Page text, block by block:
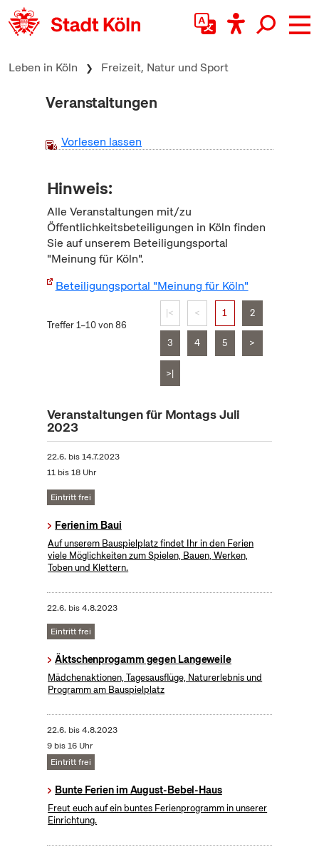
zum Inhalt springen
Leben in Köln Freizeit, Natur und Sport
Veranstaltungen
Vorlesen lassen
Hinweis:
Alle Veranstaltungen mit/zu
Öffentlichkeitsbeteiligungen in Köln finden
Sie auf unserem Beteiligungsportal
"Meinung für Köln".
Beteiligungsportal "Meinung für Köln"
Treffer 1–10 von 86
|< < 1 2
3 4 5 >
>|
Veranstaltungen für Montags Juli
2023
22.6. bis14.7.2023
11 bis 18 Uhr
Eintritt frei
Ferien im Baui
Auf unserem Bauspielplatz findet Ihr in den Ferien
viele Möglichkeiten zum Spielen, Bauen, Werken,
Toben und Klettern.
22.6. bis4.8.2023
Eintritt frei
Äktschenprogamm gegen Langeweile
Mädchenaktionen, Tagesausflüge, Naturerlebnis und
Programm am Bauspielplatz
22.6. bis4.8.2023
9 bis 16 Uhr
Eintritt frei
Bunte Ferien im August-Bebel-Haus
Freut euch auf ein buntes Ferienprogramm in unserer
Einrichtung.